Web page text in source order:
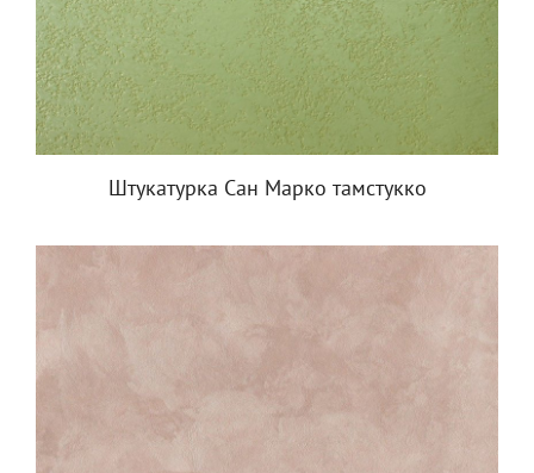
Штукатурка Сан Марко тамстукко